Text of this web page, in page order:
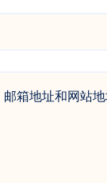
箱地址和网站地